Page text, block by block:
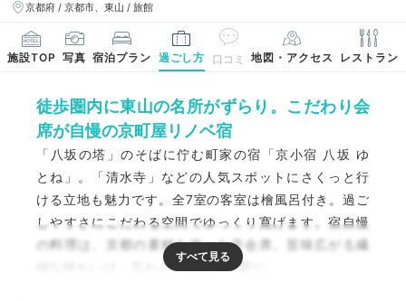
京都府 / 京都市、東山 / 旅館
施設TOP 写真 宿泊プラン 過ごし方 口コミ 地図・アクセス レストラン
徒歩圏内に東山の名所がずらり。こだわり会
席が自慢の京町屋リノベ宿
「八坂の塔」のそばに佇む町家の宿「京小宿 八坂 ゆ
とね」。「清水寺」などの人気スポットにさくっと行
ける立地も魅力です。全7室の客室は檜風呂付き。過ご
しやすさにこだわる空間でゆっくり寛げます。宿自慢
の料理は、京都の素材を使った京会席。旨味広がる繊
細な味わいは、忘れられない食体験に。